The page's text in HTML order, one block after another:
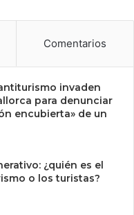
Comentarios
invaden
para denunciar
encubierta» de un
¿quién es el
o los turistas?